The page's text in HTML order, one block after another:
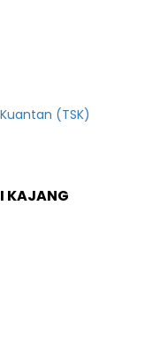
(TSK)
KAJANG